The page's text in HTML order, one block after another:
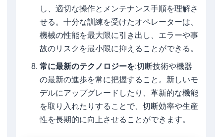
し、適切な操作とメンテナンス手順を理解さ
せる。十分な訓練を受けたオペレーターは、
機械の性能を最大限に引き出し、エラーや事
故のリスクを最小限に抑えることができる。
常に最新のテクノロジーを:切断技術や機器
の最新の進歩を常に把握すること。新しいモ
デルにアップグレードしたり、革新的な機能
を取り入れたりすることで、切断効率や生産
性を長期的に向上させることができます。